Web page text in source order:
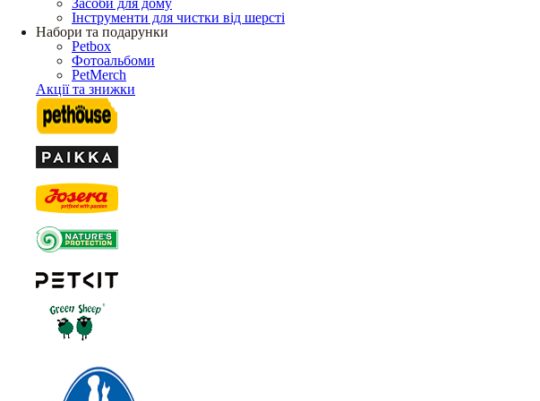
Засоби для дому
Інструменти для чистки від шерсті
Набори та подарунки
Petbox
Фотоальбоми
PetMerch
Акції та знижки